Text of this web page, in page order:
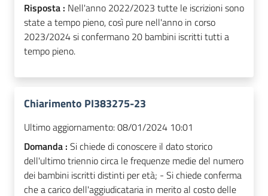
Risposta : Nell'anno 2022/2023 tutte le iscrizioni sono
state a tempo pieno, così pure nell'anno in corso
2023/2024 si confermano 20 bambini iscritti tutti a
tempo pieno.
Chiarimento PI383275-23
Ultimo aggiornamento:08/01/2024 10:01
Domanda : Si chiede di conoscere il dato storico
dell'ultimo triennio circa le frequenze medie del numero
dei bambini iscritti distinti per età; - Si chiede conferma
che a carico dell'aggiudicataria in merito al costo delle